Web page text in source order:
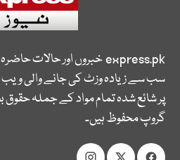
express.pkخبروں اور حالات
سب سے زیادہ وزٹ کی جانے والی
پر شائع شدہ تمام مواد کے جملہ
گروپ محفوظ ہیں۔